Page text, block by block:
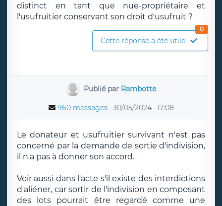
distinct en tant que nue-propriétaire et
l'usufruitier conservant son droit d'usufruit ?
Cette réponse a été utile
0
Publié par Rambotte
960 messages 30/05/2024 17:08
Le donateur et usufruitier survivant n'est pas
concerné par la demande de sortie d'indivision,
il n'a pas à donner son accord.
Voir aussi dans l'acte s'il existe des interdictions
d'aliéner, car sortir de l'indivision en composant
des lots pourrait être regardé comme une